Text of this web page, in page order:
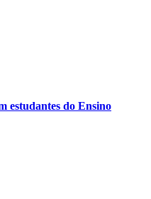
estudantes do Ensino